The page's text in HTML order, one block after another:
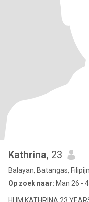
Kathrina, 23
Balayan, Batangas,
Op zoek naar: Man 26 -